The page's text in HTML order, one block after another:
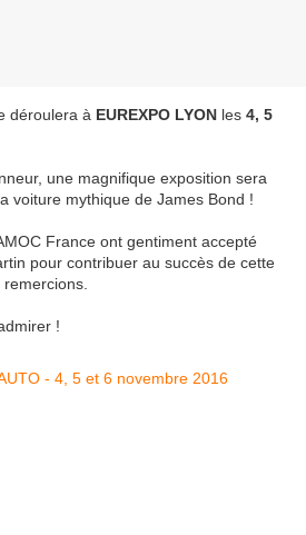
déroulera à EUREXPO LYON les 4, 5
une magnifique exposition sera
la voiture mythique de James Bond !
France ont gentiment accepté
pour contribuer au succès de cette
!